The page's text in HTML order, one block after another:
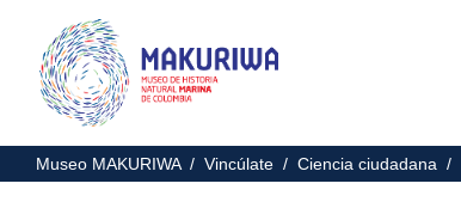
Museo MAKURIWA / Vincúlate / Ciencia ciudadana /